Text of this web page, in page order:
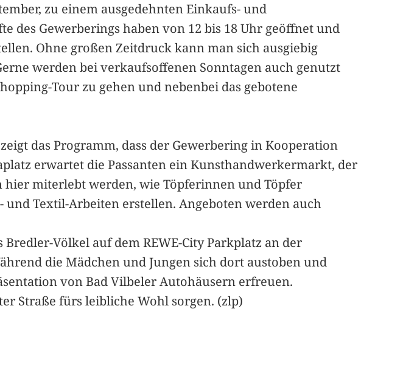
zu einem ausgedehnten Einkaufs- und
des Gewerberings haben von 12 bis 18 Uhr geöffnet und
Ohne großen Zeitdruck kann man sich ausgiebig
werden bei verkaufsoffenen Sonntagen auch genutzt
Tour zu gehen und nebenbei das gebotene
das Programm, dass der Gewerbering in Kooperation
erwartet die Passanten ein Kunsthandwerkermarkt, der
hier miterlebt werden, wie Töpferinnen und Töpfer
Textil-Arbeiten erstellen. Angeboten werden auch
Völkel auf dem REWE-City Parkplatz an der
die Mädchen und Jungen sich dort austoben und
von Bad Vilbeler Autohäusern erfreuen.
Straße fürs leibliche Wohl sorgen. (zlp)